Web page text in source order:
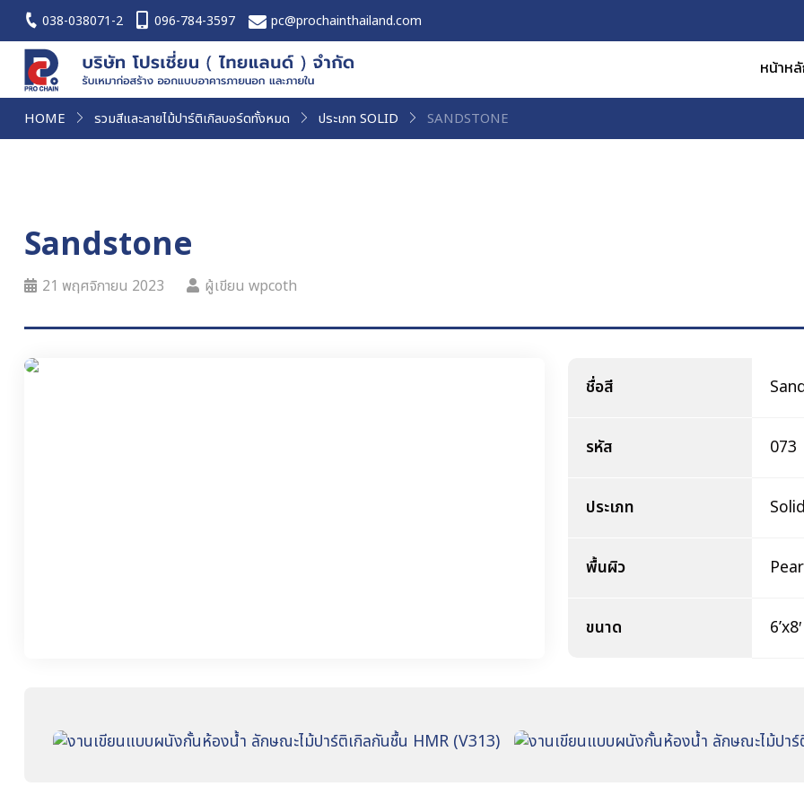
038-038071-2 096-784-3597 pc@prochainthailand.com
หน้าห
HOME รวมสีและลายไม้ปาร์ติเกิลบอร์ดทั้งหมด ประเภท SOLID SANDSTONE
Sandstone
21 พฤศจิกายน 2023 ผู้เขียน wpcoth
ชื่อสี
รหัส 073
ประเภท
พื้นผิว
ขนาด 6’x8′